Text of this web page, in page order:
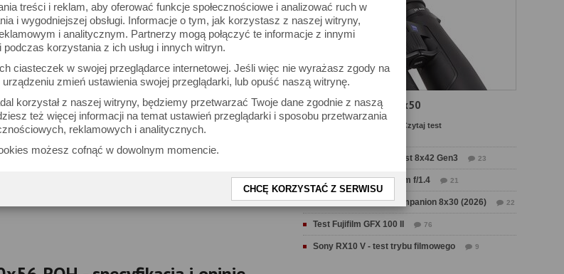
treści i reklam, aby oferować funkcje społecznościowe i analizować ruch w
i wygodniejszej obsługi. Informacje o tym, jak korzystasz z naszej witryny,
i analitycznym. Partnerzy mogą połączyć te informacje z innymi
korzystania z ich usług i innych witryn.
ciasteczek w swojej przeglądarce internetowej. Jeśli więc nie wyrażasz zgody na
zmień ustawienia swojej przeglądarki, lub opuść naszą witrynę.
korzystał z naszej witryny, będziemy przetwarzać Twoje dane zgodnie z naszą
też więcej informacji na temat ustawień przeglądarki i sposobu przetwarzania
reklamowych i analitycznych.
możesz cofnąć w dowolnym momencie.
CHCĘ KORZYSTAĆ Z SERWISU
lornetek i 1581 ocen.
Możesz też zrobić
własne porównanie lornetek
Porównaj lornetki
Test Carl Zeiss SFL 8x50
Czytaj test
Test Delta Optical Forest 8x42 Gen3 23
Test Sirui Aurora 35 mm f/1.4 21
Test Swarovski CL Companion 8x30 (2026) 22
Test Fujifilm GFX 100 II 76
Sony RX10 V - test trybu filmowego 9